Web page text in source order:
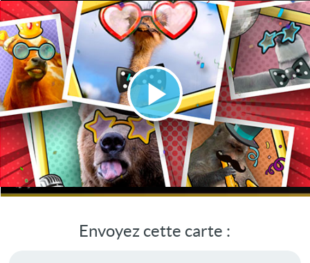
Lire
la
vidéo
Envoyez cette carte :